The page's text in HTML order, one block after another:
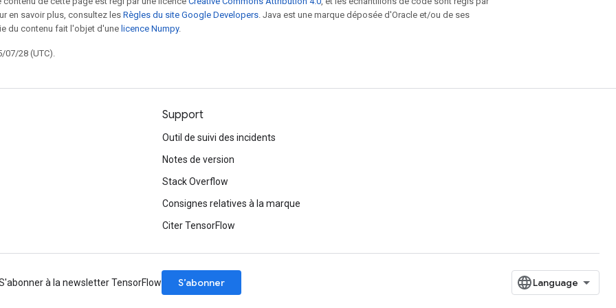
en savoir plus, consultez les Règles du site Google Developers . Java est une marque déposée d'Oracle et/ou de ses
du contenu fait l'objet d'une licence Numpy.
07/28 (UTC).
Support
Outil de suivi des incidents
Notes de version
Stack Overflow
Consignes relatives à la marque
Citer TensorFlow
à la newsletter TensorFlow S’abonner